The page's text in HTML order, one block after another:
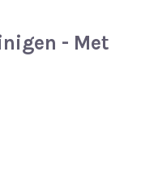
- Met